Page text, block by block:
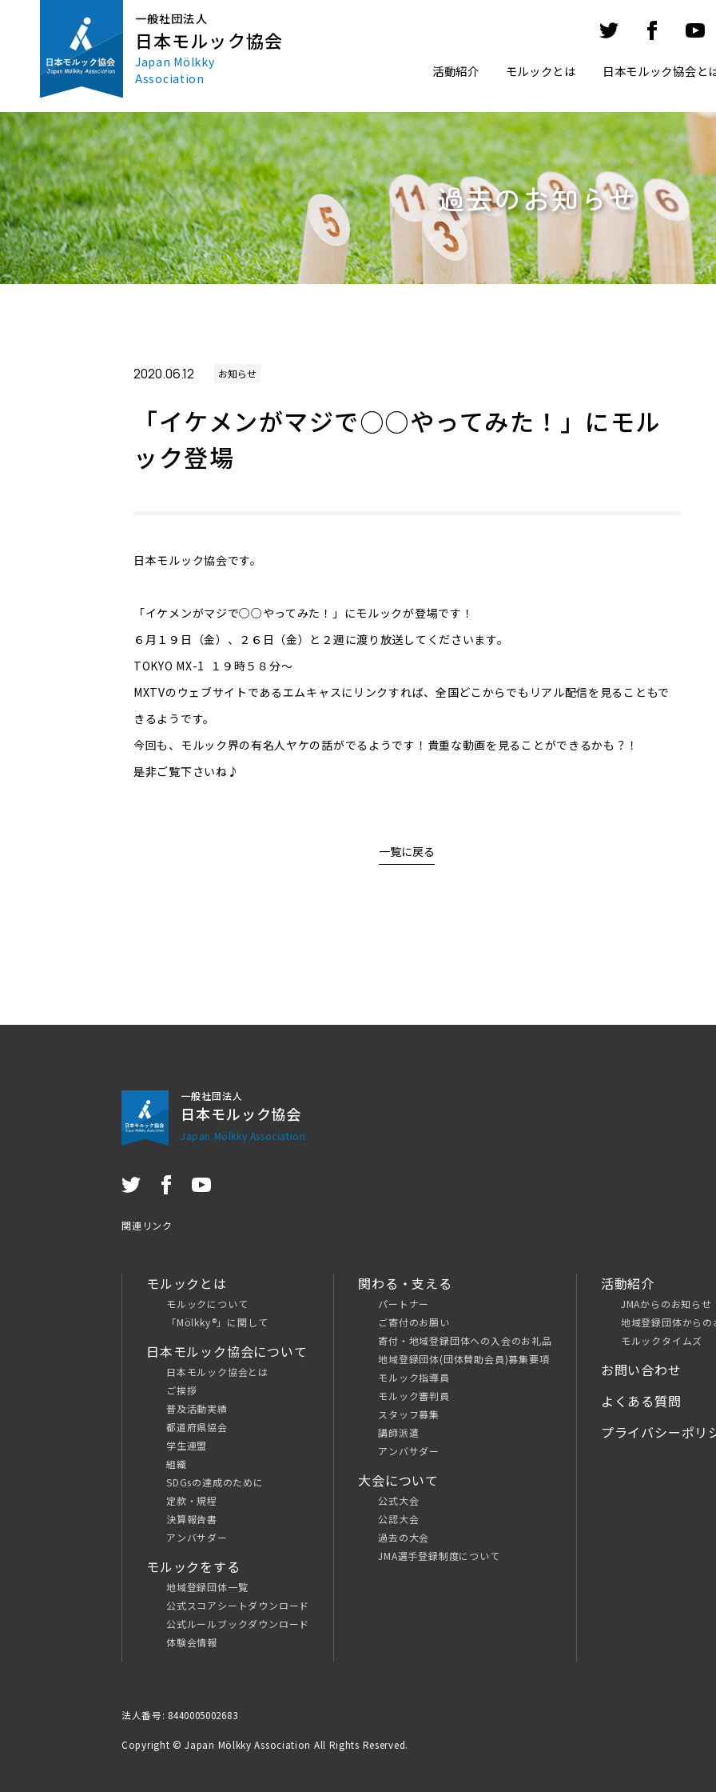
一般社団法人
日本モルック協会
Japan Mölkky
Association
活動紹介 モルックとは 日本モルック協会と
過去のお知らせ
2020.06.12 お知らせ
「イケメンがマジで○○やってみた！」にモル
ック登場
日本モルック協会です。
「イケメンがマジで○○やってみた！」にモルックが登場です！
６月１９日（金）、２６日（金）と２週に渡り放送してくださいます。
TOKYO MX-1 １９時５８分～
MXTVのウェブサイトであるエムキャスにリンクすれば、全国どこからでもリアル配信を見ることもで
きるようです。
今回も、モルック界の有名人ヤケの話がでるようです！貴重な動画を見ることができるかも？！
是非ご覧下さいね♪
一覧に戻る
一般社団法人
日本モルック協会
Japan Mölkky Association
関連リンク
モルックとは
モルックについて
「Mölkky®」に関して
日本モルック協会について
日本モルック協会とは
ご挨拶
普及活動実績
都道府県協会
学生連盟
組織
SDGsの達成のために
定款・規程
決算報告書
アンバサダー
モルックをする
地域登録団体一覧
公式スコアシートダウンロード
公式ルールブックダウンロード
体験会情報
関わる・支える
パートナー
ご寄付のお願い
寄付・地域登録団体への入会のお礼品
地域登録団体(団体賛助会員)募集要項
モルック指導員
モルック審判員
スタッフ募集
講師派遣
アンバサダー
大会について
公式大会
公認大会
過去の大会
JMA選手登録制度について
活動紹介
JMAからのお知らせ
地域登録団体からの
モルックタイムズ
お問い合わせ
よくある質問
プライバシーポリ
法人番号: 8440005002683
Copyright © Japan Mölkky Association All Rights Reserved.